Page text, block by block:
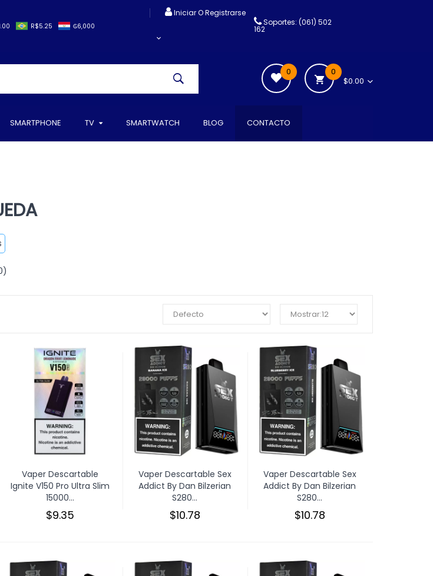
₲6,000
R$5.25
Iniciar O Registrarse
Soportes: (061) 502
162
0
$0.00
0
SMARTPHONE TV SMARTWATCH BLOG CONTACTO
Vaper Descartable
Ignite V150 Pro Ultra Slim
15000...
$9.35
Vaper Descartable Sex
Addict By Dan Bilzerian
S280...
$10.78
Vaper Descartable Sex
Addict By Dan Bilzerian
S280...
$10.78